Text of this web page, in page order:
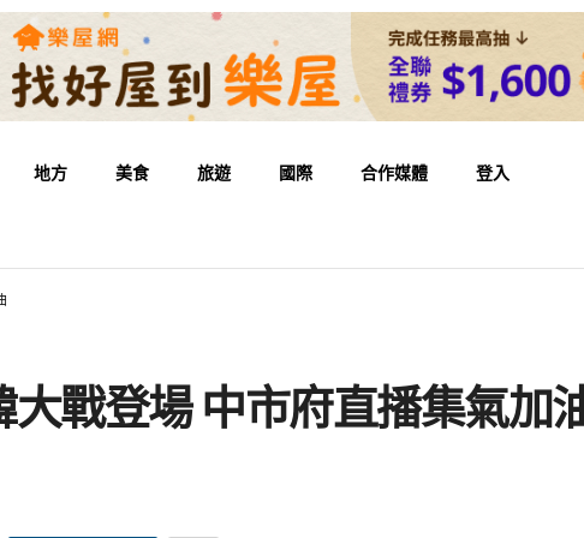
地方 美食 旅遊 國際 合作媒體 登入
大戰登場 中市府直播集氣加